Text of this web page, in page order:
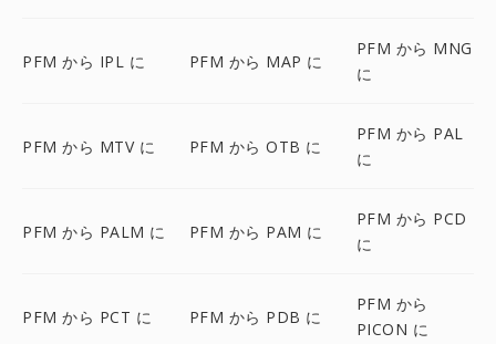
PFM から IPL に PFM から MAP に
PFM から MNG
に
PFM から MTV に PFM から OTB に
PFM から PAL
に
PFM から PALM に PFM から PAM に
PFM から PCD
に
PFM から PCT に PFM から PDB に
PFM から
PICON に